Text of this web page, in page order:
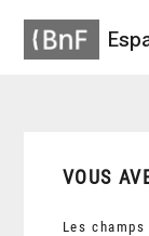
VOUS
Les